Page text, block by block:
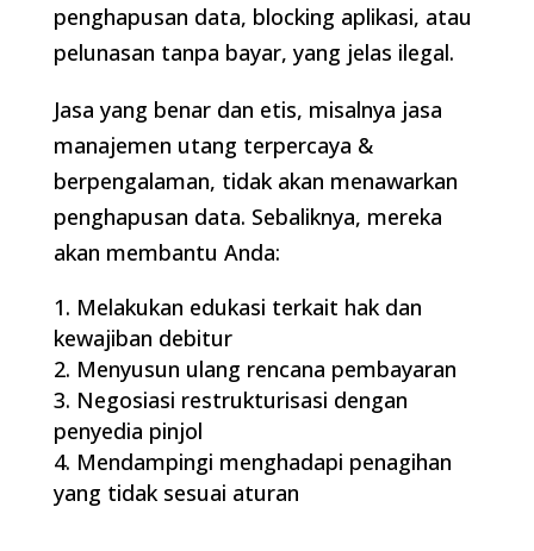
penghapusan data, blocking aplikasi, atau
pelunasan tanpa bayar, yang jelas ilegal.
Jasa yang benar dan etis, misalnya jasa
manajemen utang terpercaya &
berpengalaman, tidak akan menawarkan
penghapusan data. Sebaliknya, mereka
akan membantu Anda:
Melakukan edukasi terkait hak dan
kewajiban debitur
Menyusun ulang rencana pembayaran
Negosiasi restrukturisasi dengan
penyedia pinjol
Mendampingi menghadapi penagihan
yang tidak sesuai aturan